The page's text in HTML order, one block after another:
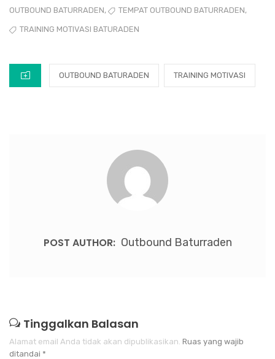
OUTBOUND BATURRADEN, TEMPAT OUTBOUND BATURRADEN,
TRAINING MOTIVASI BATURADEN
CATEGORIES
OUTBOUND BATURADEN TRAINING MOTIVASI
POST AUTHOR: Outbound Baturraden
Tinggalkan Balasan
Alamat email Anda tidak akan dipublikasikan. Ruas yang wajib
ditandai *